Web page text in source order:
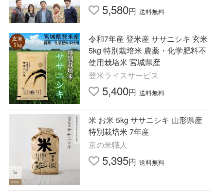
5,580円 送料無料
令和7年産 登米産 ササニシキ 玄米
5kg 特別栽培米 農薬・化学肥料不
使用栽培米 宮城県産
登米ライスサービス
5,400円 送料無料
米 お米 5kg ササニシキ 山形県産
特別栽培米 7年産
京の米職人
5,395円 送料無料